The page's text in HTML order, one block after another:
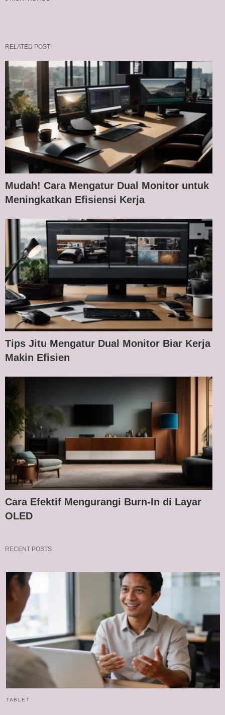
RELATED POST
Mudah! Cara Mengatur Dual Monitor untuk
Meningkatkan Efisiensi Kerja
Tips Jitu Mengatur Dual Monitor Biar Kerja
Makin Efisien
Cara Efektif Mengurangi Burn-In di Layar
OLED
RECENT POSTS
TABLET